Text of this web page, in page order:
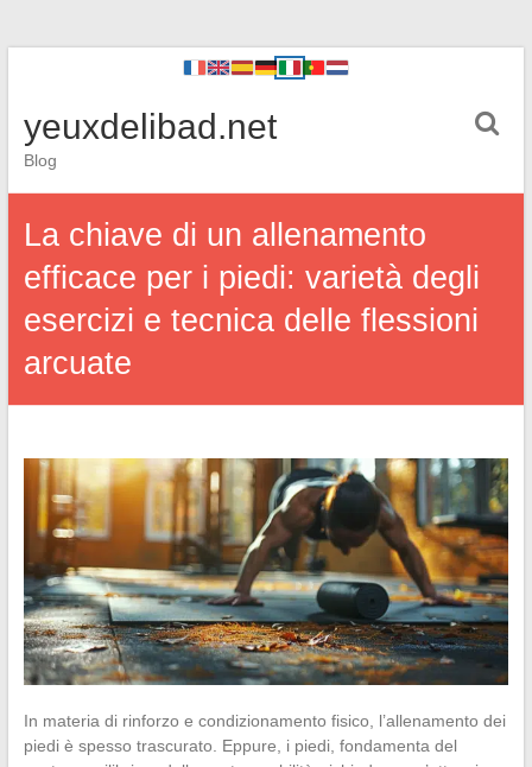
yeuxdelibad.net
Blog
La chiave di un allenamento
efficace per i piedi: varietà degli
esercizi e tecnica delle flessioni
arcuate
In materia di rinforzo e condizionamento fisico, l’allenamento dei
piedi è spesso trascurato. Eppure, i piedi, fondamenta del